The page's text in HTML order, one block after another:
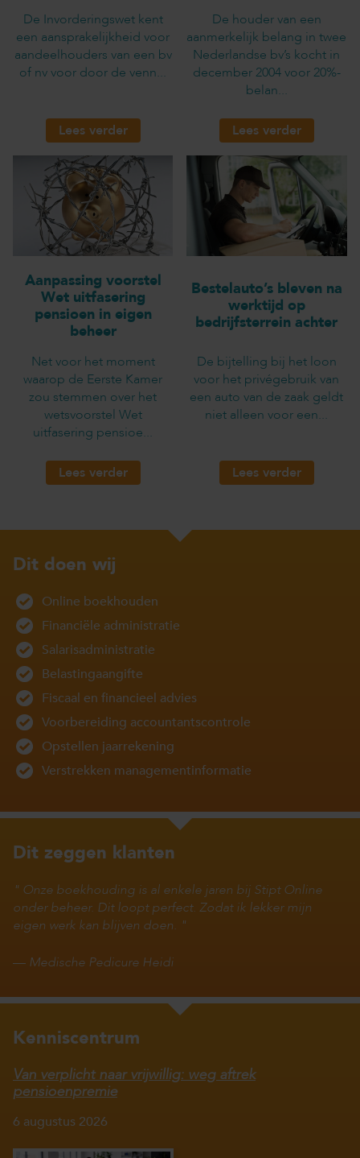
De Invorderingswet kent
een aansprakelijkheid voor
aandeelhouders van een bv
of nv voor door de venn...
Lees verder
De houder van een
aanmerkelijk belang in twee
Nederlandse bv’s kocht in
december 2004 voor 20%-
belan...
Lees verder
Aanpassing voorstel
Wet uitfasering
pensioen in eigen
beheer
Net voor het moment
waarop de Eerste Kamer
zou stemmen over het
wetsvoorstel Wet
uitfasering pensioe...
Lees verder
Bestelauto’s bleven na
werktijd op
bedrijfsterrein achter
De bijtelling bij het loon
voor het privégebruik van
een auto van de zaak geldt
niet alleen voor een...
Lees verder
Dit doen wij
Online boekhouden
Financiële administratie
Salarisadministratie
Belastingaangifte
Fiscaal en financieel advies
Voorbereiding accountantscontrole
Opstellen jaarrekening
Verstrekken managementinformatie
Dit zeggen klanten
Onze boekhouding is al enkele jaren bij Stipt Online
onder beheer. Dit loopt perfect. Zodat ik lekker mijn
eigen werk kan blijven doen.
— Medische Pedicure Heidi
Kenniscentrum
Van verplicht naar vrijwillig: weg aftrek
pensioenpremie
6 augustus 2026